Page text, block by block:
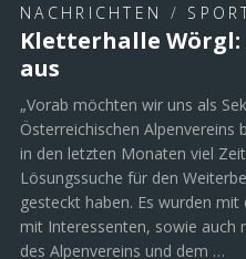
NACHRICHTEN /
Kletterhalle
aus
„Vorab möchten wir uns als
Österreichischen Alpenvereins
in den letzten Monaten viel
Lösungssuche für den
gesteckt haben. Es wurden
mit Interessenten, sowie auch
des Alpenvereins und dem …